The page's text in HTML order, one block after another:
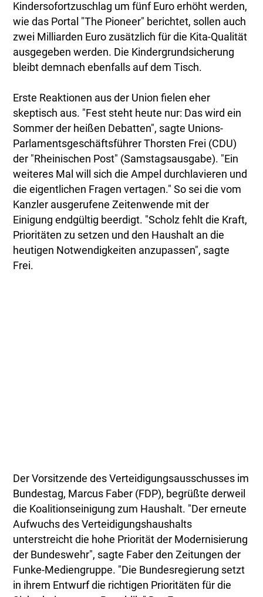
Kindersofortzuschlag um fünf Euro erhöht werden,
wie das Portal "The Pioneer" berichtet, sollen auch
zwei Milliarden Euro zusätzlich für die Kita-Qualität
ausgegeben werden. Die Kindergrundsicherung
bleibt demnach ebenfalls auf dem Tisch.
Erste Reaktionen aus der Union fielen eher
skeptisch aus. "Fest steht heute nur: Das wird ein
Sommer der heißen Debatten", sagte Unions-
Parlamentsgeschäftsführer Thorsten Frei (CDU)
der "Rheinischen Post" (Samstagsausgabe). "Ein
weiteres Mal will sich die Ampel durchlavieren und
die eigentlichen Fragen vertagen." So sei die vom
Kanzler ausgerufene Zeitenwende mit der
Einigung endgültig beerdigt. "Scholz fehlt die Kraft,
Prioritäten zu setzen und den Haushalt an die
heutigen Notwendigkeiten anzupassen", sagte
Frei.
Der Vorsitzende des Verteidigungsausschusses im
Bundestag, Marcus Faber (FDP), begrüßte derweil
die Koalitionseinigung zum Haushalt. "Der erneute
Aufwuchs des Verteidigungshaushalts
unterstreicht die hohe Priorität der Modernisierung
der Bundeswehr", sagte Faber den Zeitungen der
Funke-Mediengruppe. "Die Bundesregierung setzt
in ihrem Entwurf die richtigen Prioritäten für die